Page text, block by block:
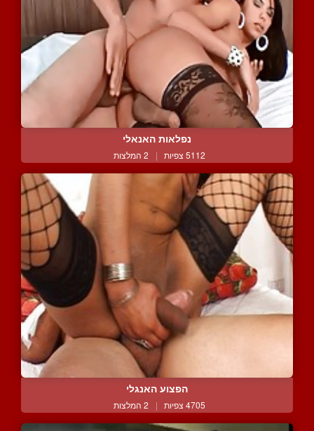
נפלאות האנאלי
5112 צפיות | 2 המלצות
הפצוע האנגלי
4705 צפיות | 2 המלצות